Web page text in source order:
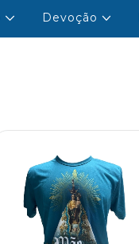
Devoção